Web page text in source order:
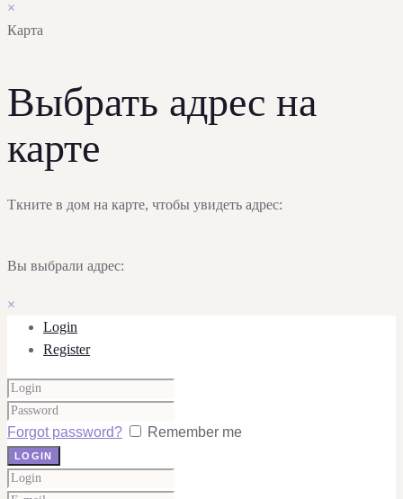
×
Карта
Выбрать адрес на
карте
Ткните в дом на карте, чтобы увидеть адрес:
Вы выбрали адрес:
×
Login
Register
Forgot password? Remember me